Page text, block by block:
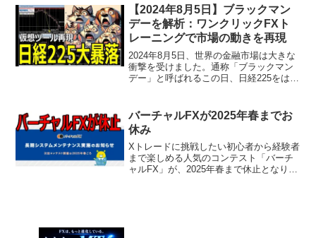
スク"のような構造が隠されています。こ
の記事では、リボ払い...
【2024年8月5日】ブラックマン
デーを解析：ワンクリックFXト
レーニングで市場の動きを再現
2024年8月5日、世界の金融市場は大きな
衝撃を受けました。通称「ブラックマン
デー」と呼ばれるこの日、日経225をはじ
では、この市場暴落がどのようにして起
こっ...
バーチャルFXが2025年春までお
休み
Xトレードに挑戦したい初心者から経験者
まで楽しめる人気のコンテスト「バーチ
ャルFX」が、2025年春まで休止となりま